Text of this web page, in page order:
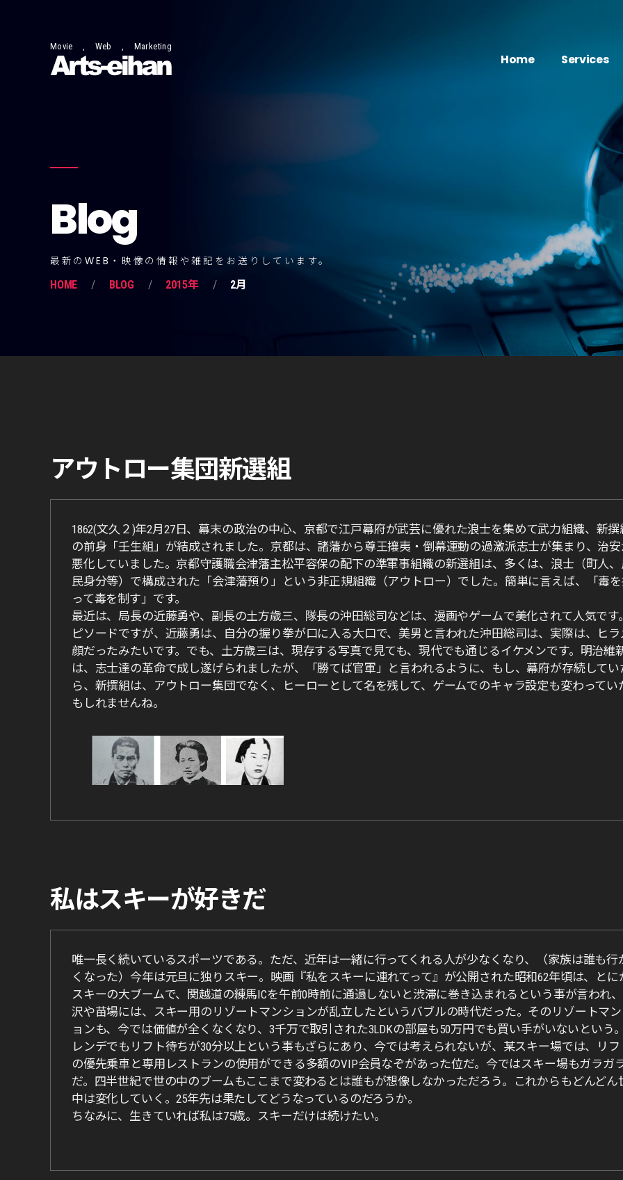
Movie , Web , Marketing
Home Services
Marketing AI
Degital Signage
Blog
最新のWEB・映像の情報や雑記をお送りしています。
HOME
BLOG 2015年 2月
アウトロー集団新選組
1862(文久２)年2月27日、幕末の政治の中心、京都で江戸幕府が武芸に優れた浪士を集めて武力組織、新撰
の前身「壬生組」が結成されました。京都は、諸藩から尊王攘夷・倒幕運動の過激派志士が集まり、治
悪化していました。京都守護職会津藩主松平容保の配下の準軍事組織の新選組は、多くは、浪士（町人
民身分等）で構成された「会津藩預り」という非正規組織（アウトロー）でした。簡単に言えば、「毒
って毒を制す」です。
最近は、局長の近藤勇や、副長の土方歳三、隊長の沖田総司などは、漫画やゲームで美化されて人気です
ピソードですが、近藤勇は、自分の握り拳が口に入る大口で、美男と言われた沖田総司は、実際は、ヒラ
顔だったみたいです。でも、土方歳三は、現存する写真で見ても、現代でも通じるイケメンです。明治維
は、志士達の革命で成し遂げられましたが、「勝てば官軍」と言われるように、もし、幕府が存続してい
ら、新撰組は、アウトロー集団でなく、ヒーローとして名を残して、ゲームでのキャラ設定も変わってい
もしれませんね。
私はスキーが好きだ
唯一長く続いているスポーツである。ただ、近年は一緒に行ってくれる人が少なくなり、（家族は誰も行
くなった）今年は元旦に独りスキー。映画『私をスキーに連れてって』が公開された昭和62年頃は、とに
スキーの大ブームで、関越道の練馬ICを午前0時前に通過しないと渋滞に巻き込まれるという事が言われ
沢や苗場には、スキー用のリゾートマンションが乱立したというバブルの時代だった。そのリゾートマ
ョンも、今では価値が全くなくなり、3千万で取引された3LDKの部屋も50万円でも買い手がいないという
レンデでもリフト待ちが30分以上という事もざらにあり、今では考えられないが、某スキー場では、リフ
の優先乗車と専用レストランの使用ができる多額のVIP会員なぞがあった位だ。今ではスキー場もガラガ
だ。四半世紀で世の中のブームもここまで変わるとは誰もが想像しなかっただろう。これからもどんどん
中は変化していく。25年先は果たしてどうなっているのだろうか。
ちなみに、生きていれば私は75歳。スキーだけは続けたい。